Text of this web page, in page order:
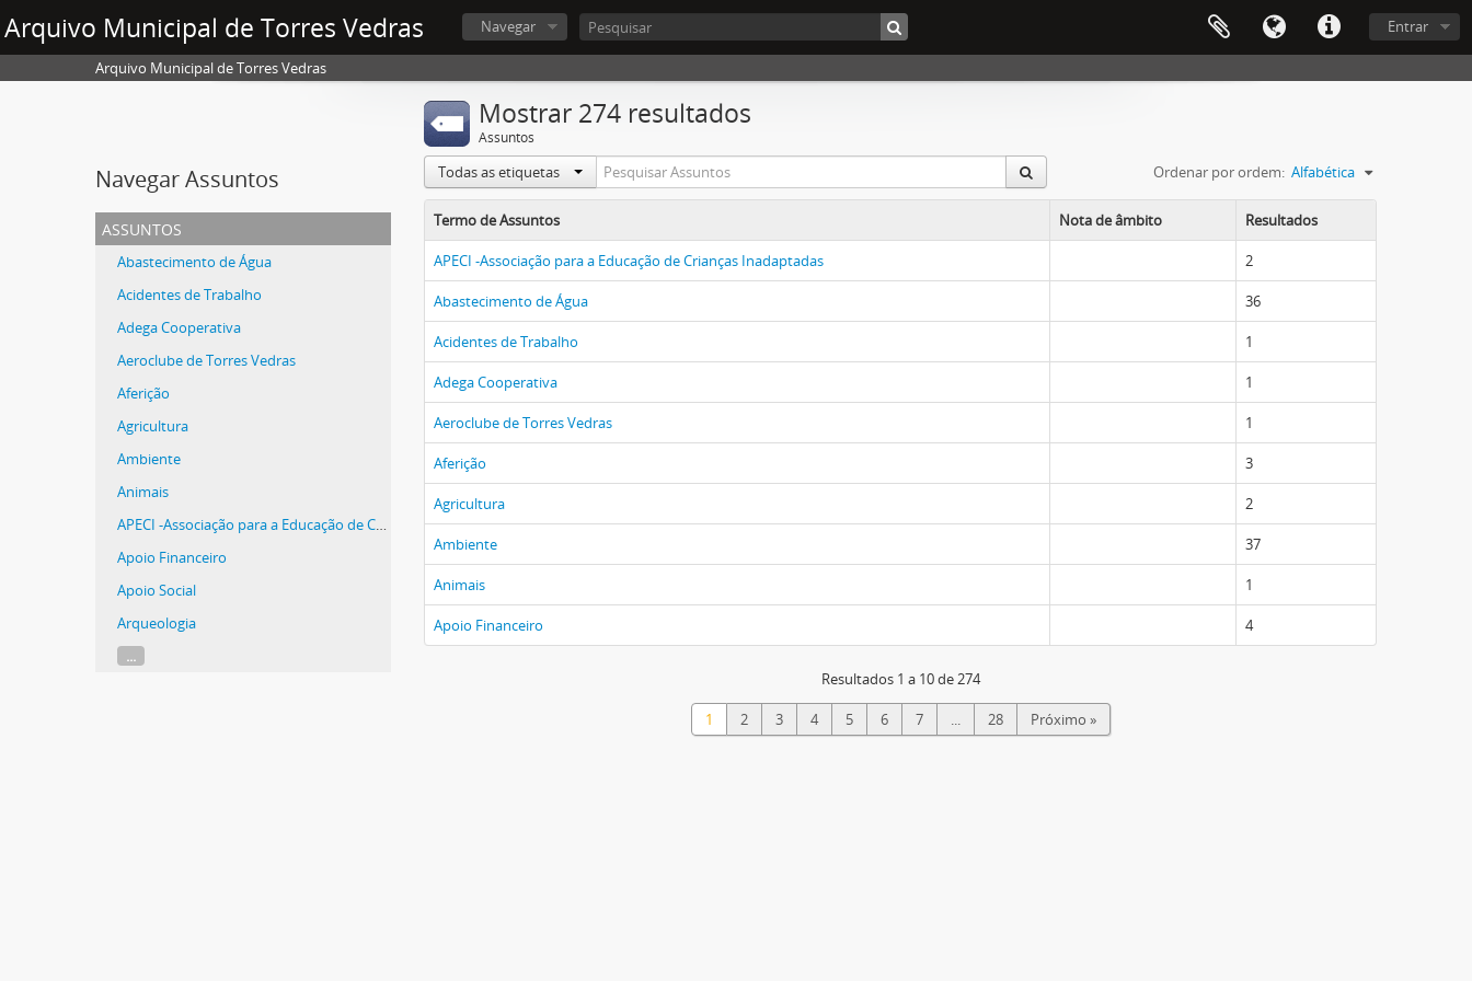
Arquivo Municipal de Torres Vedras Entrar
Navegar
Arquivo Municipal de Torres Vedras
Navegar Assuntos
assuntos
Abastecimento de Água
Acidentes de Trabalho
Adega Cooperativa
Aeroclube de Torres Vedras
Aferição
Agricultura
Ambiente
Animais
APECI -Associação para a Educação de Crianças Inadaptadas
Apoio Financeiro
Apoio Social
Arqueologia
...
Mostrar 274 resultados
Assuntos
Todas as etiquetas Ordenar por ordem: Alfabética
Termo de Assuntos Nota de âmbito Resultados
APECI -Associação para a Educação de Crianças Inadaptadas 2
Abastecimento de Água 36
Acidentes de Trabalho 1
Adega Cooperativa 1
Aeroclube de Torres Vedras 1
Aferição 3
Agricultura 2
Ambiente 37
Animais 1
Apoio Financeiro 4
Resultados 1 a 10 de 274
1 2 3 4 5 6 7 ... 28 Próximo »